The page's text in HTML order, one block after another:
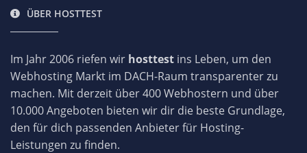
ÜBER HOSTTEST
Im Jahr 2006 riefen wir hosttest ins Leben, um den
Webhosting Markt im DACH-Raum transparenter zu
machen. Mit derzeit über 400 Webhostern und über
10.000 Angeboten bieten wir dir die beste Grundlage,
den für dich passenden Anbieter für Hosting-
Leistungen zu finden.